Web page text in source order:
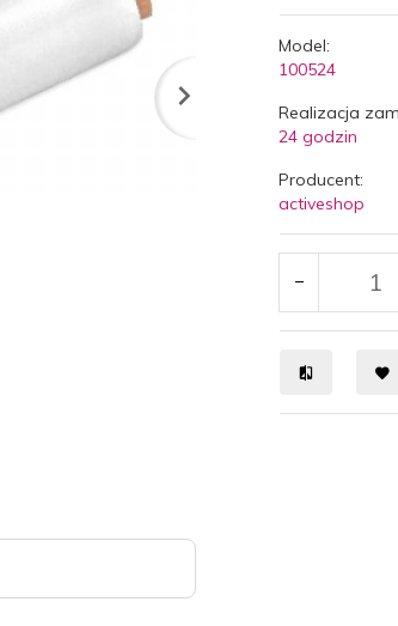
Model:
100524
Realizacja
24 godzin
Producent:
activeshop